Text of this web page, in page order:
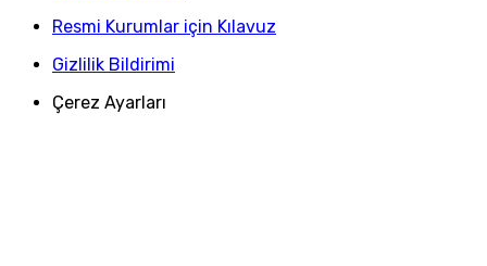
Resmi Kurumlar için Kılavuz
Gizlilik Bildirimi
Çerez Ayarları